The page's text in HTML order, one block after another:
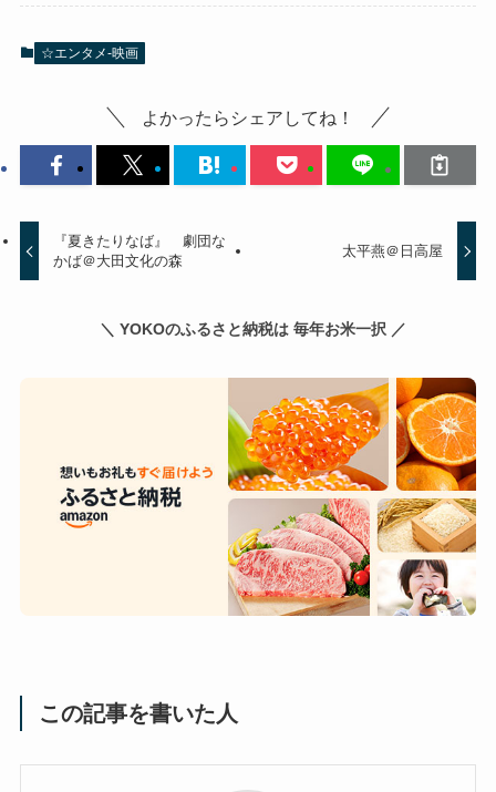
☆エンタメ-映画
よかったらシェアしてね！
『夏きたりなば』 劇団な
かば＠大田文化の森
太平燕＠日高屋
＼ YOKOのふるさと納税は 毎年お米一択 ／
この記事を書いた人